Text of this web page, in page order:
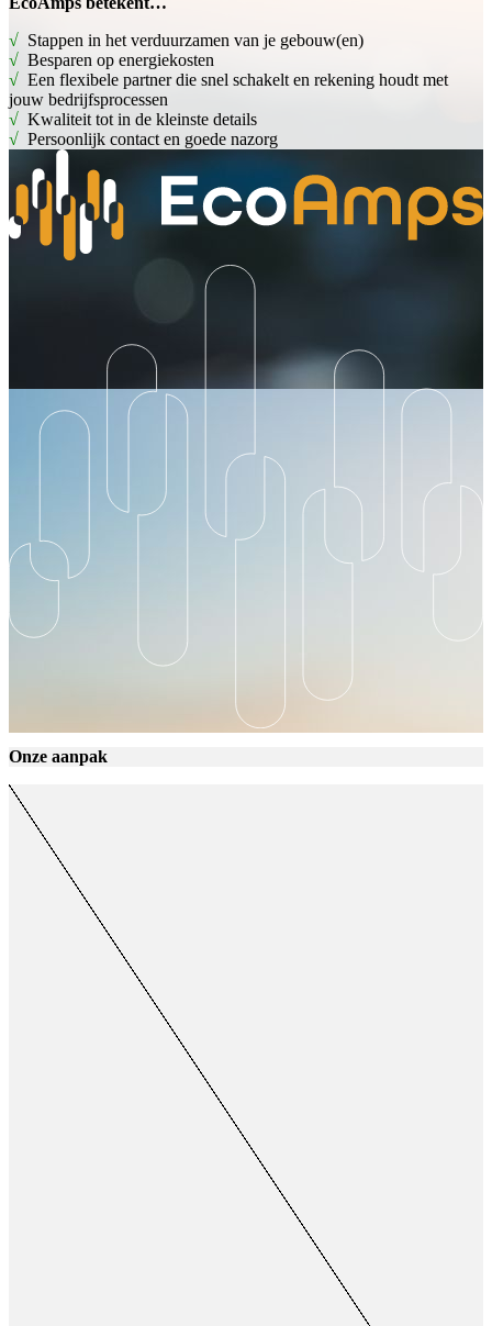
Stappen in het verduurzamen van je gebouw(en)
Besparen op energiekosten
Een flexibele partner die snel schakelt en rekening houdt met
jouw bedrijfsprocessen
Kwaliteit tot in de kleinste details
Persoonlijk contact en goede nazorg
Onze aanpak